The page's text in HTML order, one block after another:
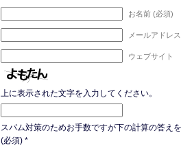
お名前 (必須)
メールアドレ
ウェブサイト
上に表示された文字を入力してください。
スパム対策のためお手数ですが下の計算の答え
(必須) *